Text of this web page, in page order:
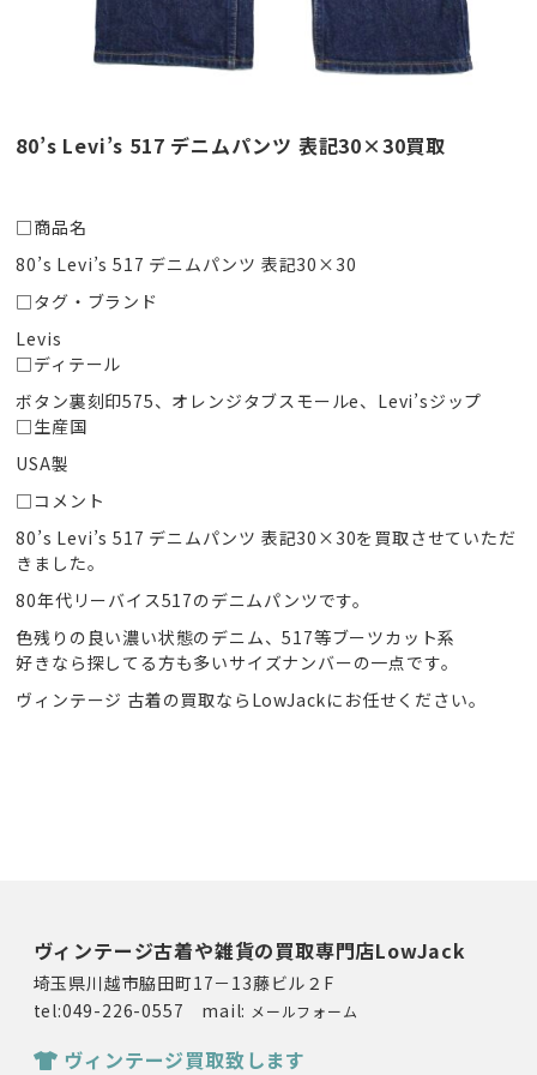
80’s Levi’s 517 デニムパンツ 表記30×30買取
□商品名
80’s Levi’s 517 デニムパンツ 表記30×30
□タグ・ブランド
Levis
□ディテール
ボタン裏刻印575、オレンジタブスモールe、Levi’sジップ
□生産国
USA製
□コメント
80’s Levi’s 517 デニムパンツ 表記30×30を買取させていただ
きました。
80年代リーバイス517のデニムパンツです。
色残りの良い濃い状態のデニム、517等ブーツカット系
好きなら探してる方も多いサイズナンバーの一点です。
ヴィンテージ 古着の買取ならLowJackにお任せください。
ヴィンテージ古着や雑貨の買取専門店LowJack
埼玉県川越市脇田町17－13藤ビル２F
tel:049-226-0557 mail: メールフォーム
ヴィンテージ買取致します